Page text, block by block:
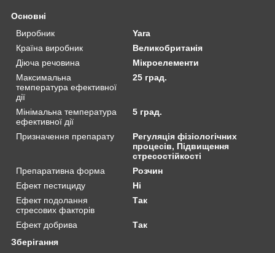
Основні
Виробник
Yara
Країна виробник
Великобританія
Діюча речовина
Мікроелементи
Максимальна
температура ефективної
дії
25 град.
Мінімальна температура
ефективної дії
5 град.
Призначення препарату
Регуляція фізіологічних
процесів, Підвищення
стресостійкості
Препаративна форма
Розчин
Ефект пестициду
Ні
Ефект подолання
стресових факторів
Так
Ефект добрива
Так
Зберігання